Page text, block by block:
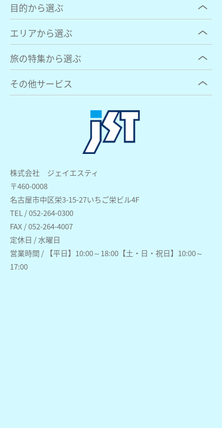
株式会社 ジェイエスティ
〒460-0008
名古屋市中区栄3-15-27いちご栄ビル4F
TEL / 052-264-0300
FAX / 052-264-4007
定休日 / 水曜日
営業時間 / 【平日】10:00～18:00【土・日・祝日】10:00～
17:00
目的から選ぶ
エリアから選ぶ
旅の特集から選ぶ
その他サービス